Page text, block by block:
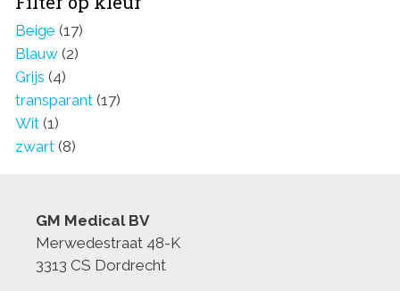
Beige (17)
Blauw (2)
Grijs (4)
transparant (17)
Wit (1)
zwart (8)
GM Medical BV
Merwedestraat 48-K
3313 CS Dordrecht